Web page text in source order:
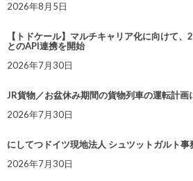
2026年8月5日
【トドケール】マルチキャリア化に向けて
とのAPI連携を開始
2026年7月30日
JR貨物／お盆休み期間の貨物列車の運転計画
2026年7月30日
にしてつドイツ現地法人 シュツットガルト
2026年7月30日